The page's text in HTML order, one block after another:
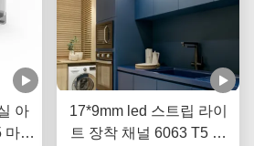
아
마그
17*9mm led 스트립 라이
트 장착 채널 6063 T5 알